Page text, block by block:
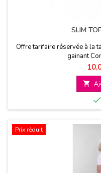
SLIM
Offre tarifaire réservée à la
gainant
Prix


Prix réduit